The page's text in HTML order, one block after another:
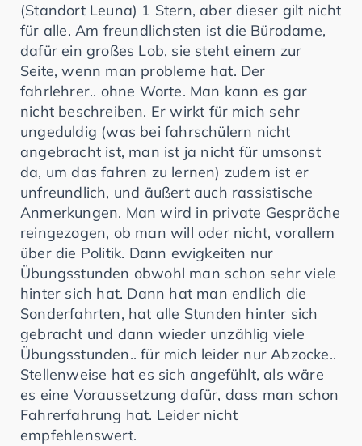
(Standort Leuna) 1 Stern, aber dieser gilt nicht
für alle. Am freundlichsten ist die Bürodame,
dafür ein großes Lob, sie steht einem zur
Seite, wenn man probleme hat. Der
fahrlehrer.. ohne Worte. Man kann es gar
nicht beschreiben. Er wirkt für mich sehr
ungeduldig (was bei fahrschülern nicht
angebracht ist, man ist ja nicht für umsonst
da, um das fahren zu lernen) zudem ist er
unfreundlich, und äußert auch rassistische
Anmerkungen. Man wird in private Gespräche
reingezogen, ob man will oder nicht, vorallem
über die Politik. Dann ewigkeiten nur
Übungsstunden obwohl man schon sehr viele
hinter sich hat. Dann hat man endlich die
Sonderfahrten, hat alle Stunden hinter sich
gebracht und dann wieder unzählig viele
Übungsstunden.. für mich leider nur Abzocke..
Stellenweise hat es sich angefühlt, als wäre
es eine Voraussetzung dafür, dass man schon
Fahrerfahrung hat. Leider nicht
empfehlenswert.